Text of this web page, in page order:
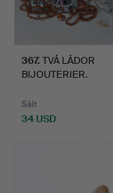
367. TVÅ LÅDOR
BIJOUTERIER.
Sålt
34 USD